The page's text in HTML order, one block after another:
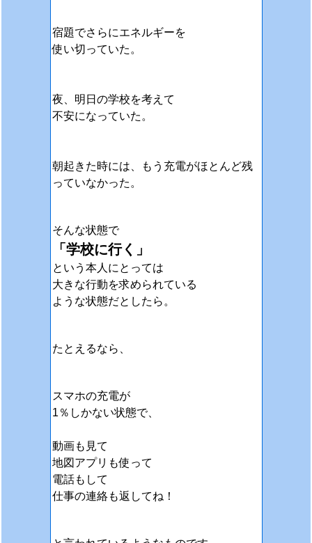
宿題でさらにエネルギーを
使い切っていた。
夜、明日の学校を考えて
不安になっていた。
朝起きた時には、もう充電がほとんど残
っていなかった。
そんな状態で
「学校に行く」
という本人にとっては
大きな行動を求められている
ような状態だとしたら。
たとえるなら、
スマホの充電が
1％しかない状態で、
動画も見て
地図アプリも使って
電話もして
仕事の連絡も返してね！